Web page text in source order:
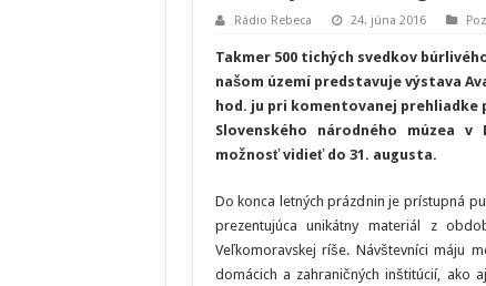
Rádio Rebeca 24. júna 2016
Takmer 500 tichých svedkov
našom území predstavuje výstava
hod. ju pri komentovanej
Slovenského národného múzea
možnosť vidieť do 31. augusta.
Do konca letných prázdnin je prístupná
prezentujúca unikátny materiál z
Veľkomoravskej ríše. Návštevníci máju
domácich a zahraničných inštitúcií, ako